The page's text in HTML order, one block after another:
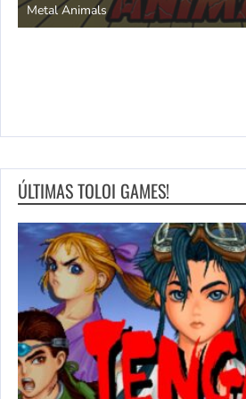
Metal Animals
ÚLTIMAS TOLOI GAMES!